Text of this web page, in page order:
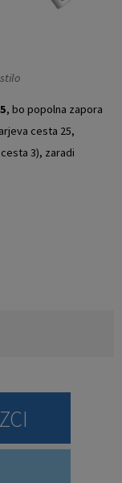
, bo popolna zapora
cesta 25,
3), zaradi